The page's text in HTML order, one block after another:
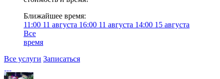
Ближайшее время:
11:00 11 августа 16:00 11 августа 14:00 15 августа
Все
время
Все услуги Записаться